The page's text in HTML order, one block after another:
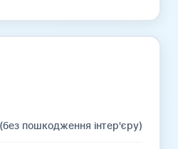
пошкодження інтер'єру)